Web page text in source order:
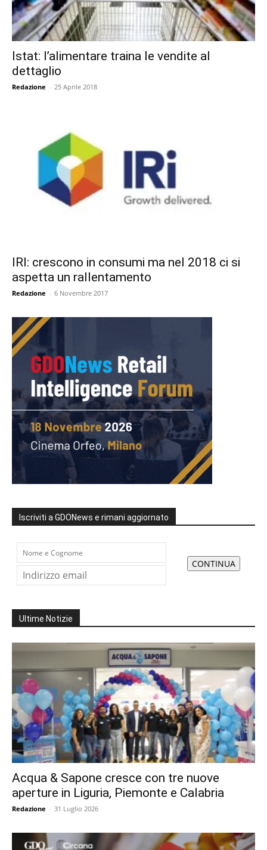
Istat: l’alimentare traina le vendite al
dettaglio
Redazione - 25 Aprile 2018
IRI: crescono in consumi ma nel 2018 ci si
aspetta un rallentamento
Redazione - 6 Novembre 2017
Iscriviti a GDONews e rimani aggiornato
Ultime Notizie
Acqua & Sapone cresce con tre nuove
aperture in Liguria, Piemonte e Calabria
Redazione - 31 Luglio 2026